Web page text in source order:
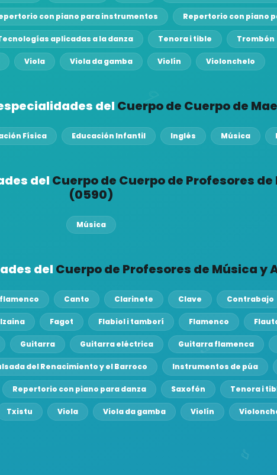
con piano para instrumentos Repertorio con piano
aplicadas a la danza Tenora i tible Trombón
Viola Viola da gamba Violín Violonchelo
del Cuerpo de Cuerpo de
Física Educación Infantil Inglés Música
del Cuerpo de Cuerpo de Profesores
(0590)
Música
del Cuerpo de Profesores de Música y
Canto Clarinete Clave Contrabajo
Fagot Flabiol i tamborí Flamenco
Guitarra Guitarra eléctrica Guitarra flamenca
del Renacimiento y el Barroco Instrumentos de púa
Repertorio con piano para danza Saxofón Tenora i
Txistu Viola Viola da gamba Violín